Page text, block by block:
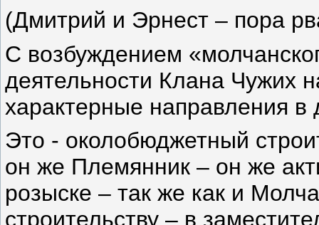
(Дмитрий и Эрнест – пора
С возбуждением
деятельности Клана Чужих
характерные направления
Это - околобюджетный
он же Племянник – он же
розыске – так же как и
строительству – в